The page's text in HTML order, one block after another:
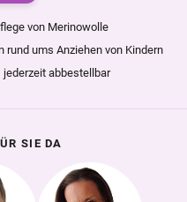
von Merinowolle
rund ums Anziehen von Kindern
jederzeit abbestellbar
SIE DA